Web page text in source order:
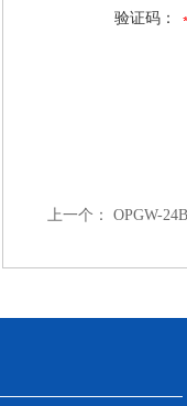
验证码：
上一个： OPGW-